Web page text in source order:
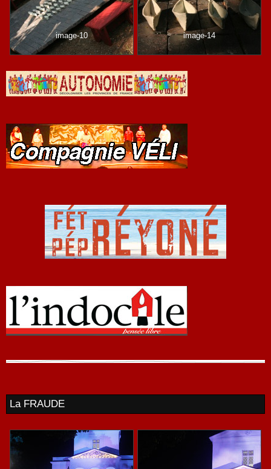
image-10 image-14
La FRAUDE